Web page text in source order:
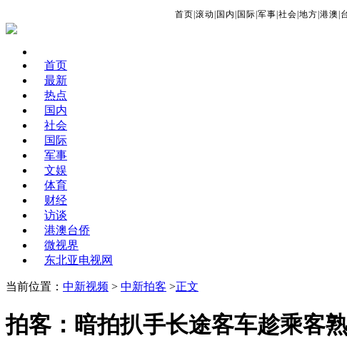
首页 滚动 国内 国际 军事 社会 地方 港澳
首页
最新
热点
国内
社会
国际
军事
文娱
体育
财经
访谈
港澳台侨
微视界
东北亚电视网
当前位置： 中新视频 > 中新拍客 >正文
拍客：暗拍扒手长途客车趁乘客